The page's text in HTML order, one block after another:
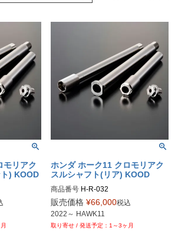
モリアク
) KOOD
ホンダ ホーク11 クロモリアク
スルシャフト(リア) KOOD
商品番号 H-R-032
販売価格 ¥66,000税込
2022～ HAWK11
1～3ヶ月